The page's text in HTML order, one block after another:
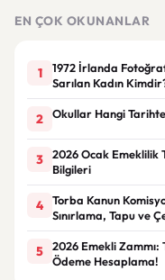
EN ÇOK OKUNANLAR
1
1972 İrlanda
Sarılan Kadın
2 Okullar Hangi Tarihte
3
2026 Ocak Emeklilik
Bilgileri
4
Torba Kanun
Sınırlama, Tapu ve
5
2026 Emekli
Ödeme Hesaplama!